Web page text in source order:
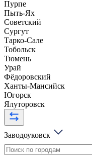
Пурпе
Пыть-Ях
Советский
Сургут
Тарко-Сале
Тобольск
Тюмень
Урай
Фёдоровский
Ханты-Мансийск
Югорск
Ялуторовск
Заводоуковск